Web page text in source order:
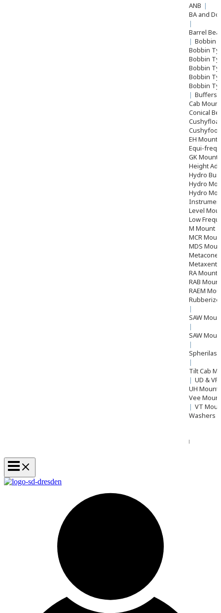
ANB |
BA and
|
Barrel
| Bobbin
Bobbin
Bobbin
Bobbin
Bobbin
Bobbin
| Buffers
Cab
Conical
Cushyfoot
EH Mount
Equi-
GK Mount
Height
Hydro
Hydro
Hydro
Level
Low
M Mount
MCR
MDS
Metacone
RA Mount
RAB
RAEM
|
SAW
|
SAW
|
|
Tilt Cab
| UD &
UH Mount
Vee
| VT
Washers